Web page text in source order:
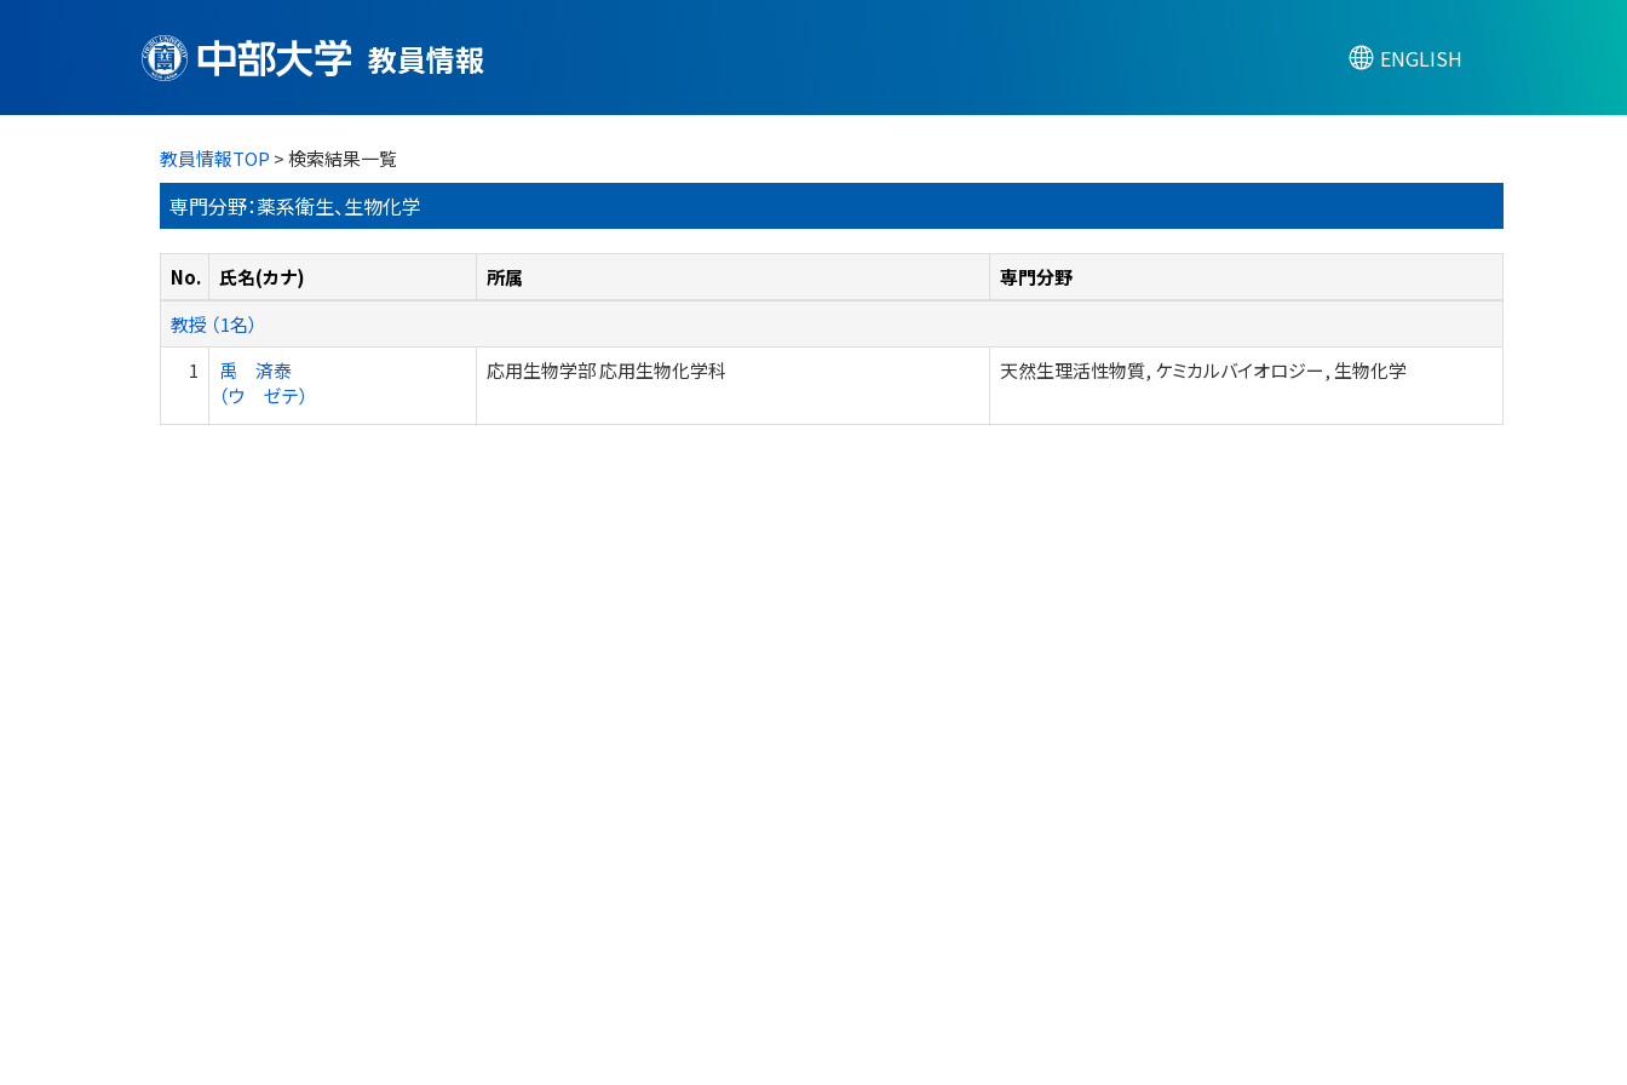
教員情報 ENGLISH
教員情報TOP > 検索結果一覧
専門分野：薬系衛生、生物化学
No. 氏名(カナ) 所属
専門分野
教授 （1名）
1
禹 済泰
（ウ ゼテ）
応用生物学部 応用生物化学科 天然生理活性物質, ケミカルバイオロジー, 生物化学